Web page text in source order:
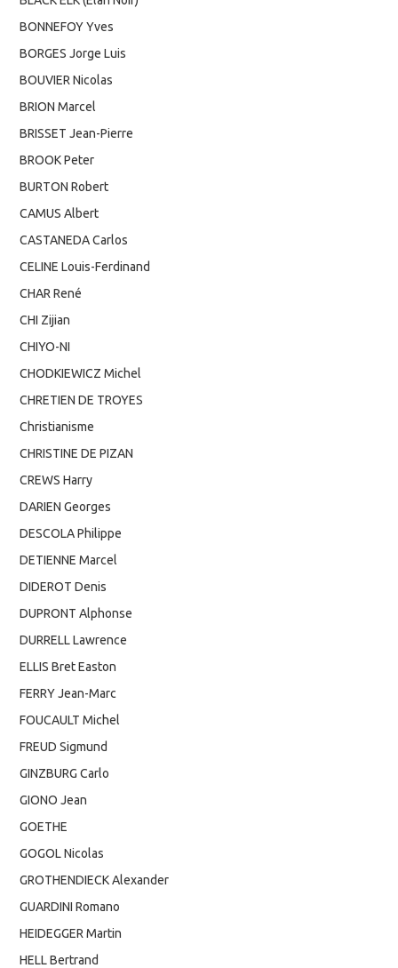
BONNEFOY Yves
BORGES Jorge Luis
BOUVIER Nicolas
BRION Marcel
BRISSET Jean-Pierre
BROOK Peter
BURTON Robert
CAMUS Albert
CASTANEDA Carlos
CELINE Louis-Ferdinand
CHAR René
CHI Zijian
CHIYO-NI
CHODKIEWICZ Michel
CHRETIEN DE TROYES
Christianisme
CHRISTINE DE PIZAN
CREWS Harry
DARIEN Georges
DESCOLA Philippe
DETIENNE Marcel
DIDEROT Denis
DUPRONT Alphonse
DURRELL Lawrence
ELLIS Bret Easton
FERRY Jean-Marc
FOUCAULT Michel
FREUD Sigmund
GINZBURG Carlo
GIONO Jean
GOETHE
GOGOL Nicolas
GROTHENDIECK Alexander
GUARDINI Romano
HEIDEGGER Martin
HELL Bertrand